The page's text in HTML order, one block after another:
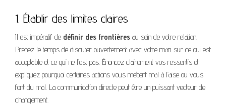
1. Établir des limites claires
Il est impératif de définir des frontières au sein de votre relation.
Prenez le temps de discuter ouvertement avec votre mari sur ce qui est
acceptable et ce qui ne l’est pas. Énoncez clairement vos ressentis et
expliquez pourquoi certaines actions vous mettent mal à l’aise ou vous
font du mal. La communication directe peut être un puissant vecteur de
changement.